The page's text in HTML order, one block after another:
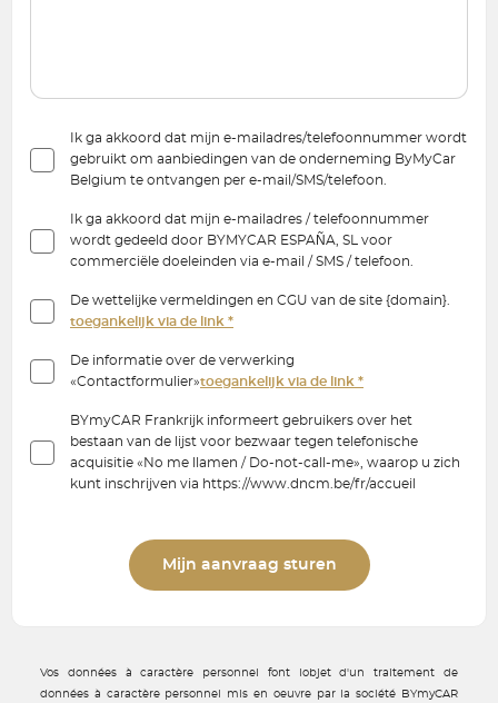
Ik ga akkoord dat mijn e-mailadres/telefoonnummer wordt
gebruikt om aanbiedingen van de onderneming ByMyCar
Belgium te ontvangen per e-mail/SMS/telefoon.
Ik ga akkoord dat mijn e-mailadres / telefoonnummer
wordt gedeeld door BYMYCAR ESPAÑA, SL voor
commerciële doeleinden via e-mail / SMS / telefoon.
De wettelijke vermeldingen en CGU van de site {domain}.
toegankelijk via de link *
De informatie over de verwerking
«Contactformulier»toegankelijk via de link *
BYmyCAR Frankrijk informeert gebruikers over het
bestaan van de lijst voor bezwaar tegen telefonische
acquisitie «No me llamen / Do-not-call-me», waarop u zich
kunt inschrijven via https://www.dncm.be/fr/accueil
Mijn aanvraag sturen
Vos données à caractère personnel font lobjet d'un traitement de
données à caractère personnel mis en oeuvre par la société BYmyCAR